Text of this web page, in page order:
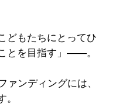
どもたちにとってひ
とを目指す」――。
ァンディングには、